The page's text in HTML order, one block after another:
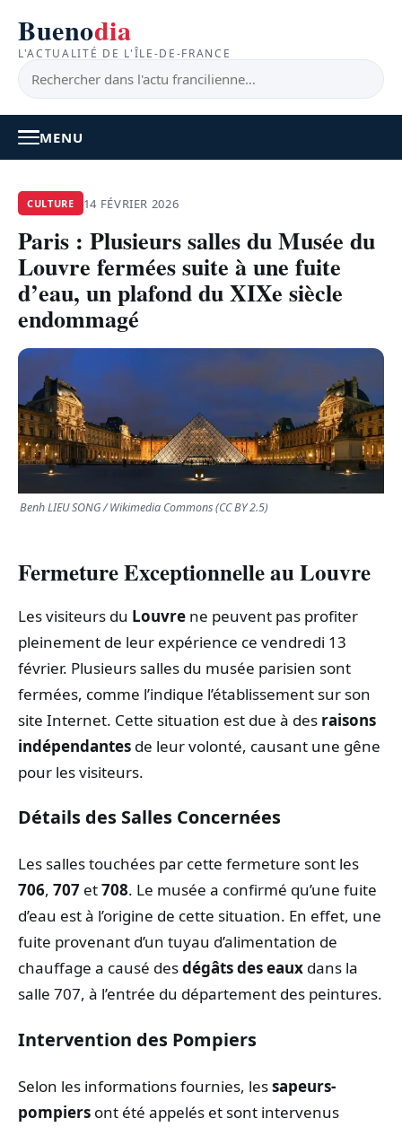
Buenodia
L'ACTUALITÉ DE L'ÎLE-DE-FRANCE
MENU
ACTUALITÉ
BONS PLANS
FEEL GOOD
FAITS DIVERS
TRANSPORTS
ÉCONOMIE
SPORT
SCIENCES & TECH
CULTURE 14 FÉVRIER 2026
Paris : Plusieurs salles du Musée du
Louvre fermées suite à une fuite
d’eau, un plafond du XIXe siècle
endommagé
Benh LIEU SONG / Wikimedia Commons (CC BY 2.5)
Fermeture Exceptionnelle au Louvre
Les visiteurs du Louvre ne peuvent pas profiter
pleinement de leur expérience ce vendredi 13
février. Plusieurs salles du musée parisien sont
fermées, comme l’indique l’établissement sur son
site Internet. Cette situation est due à des raisons
indépendantes de leur volonté, causant une gêne
pour les visiteurs.
Détails des Salles Concernées
Les salles touchées par cette fermeture sont les
706, 707 et708. Le musée a confirmé qu’une fuite
d’eau est à l’origine de cette situation. En effet, une
fuite provenant d’un tuyau d’alimentation de
chauffage a causé desdégâts des eaux dans la
salle 707, à l’entrée du département des peintures.
Intervention des Pompiers
Selon les informations fournies, lessapeurs-
pompiers ont été appelés et sont intervenus